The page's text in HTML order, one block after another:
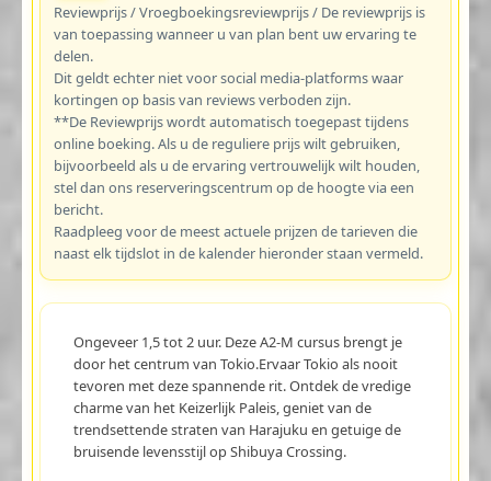
Reviewprijs / Vroegboekingsreviewprijs / De reviewprijs is
van toepassing wanneer u van plan bent uw ervaring te
delen.
Dit geldt echter niet voor social media-platforms waar
kortingen op basis van reviews verboden zijn.
**De Reviewprijs wordt automatisch toegepast tijdens
online boeking. Als u de reguliere prijs wilt gebruiken,
bijvoorbeeld als u de ervaring vertrouwelijk wilt houden,
stel dan ons reserveringscentrum op de hoogte via een
bericht.
Raadpleeg voor de meest actuele prijzen de tarieven die
naast elk tijdslot in de kalender hieronder staan vermeld.
Ongeveer 1,5 tot 2 uur. Deze A2-M cursus brengt je
door het centrum van Tokio.Ervaar Tokio als nooit
tevoren met deze spannende rit. Ontdek de vredige
charme van het Keizerlijk Paleis, geniet van de
trendsettende straten van Harajuku en getuige de
bruisende levensstijl op Shibuya Crossing.